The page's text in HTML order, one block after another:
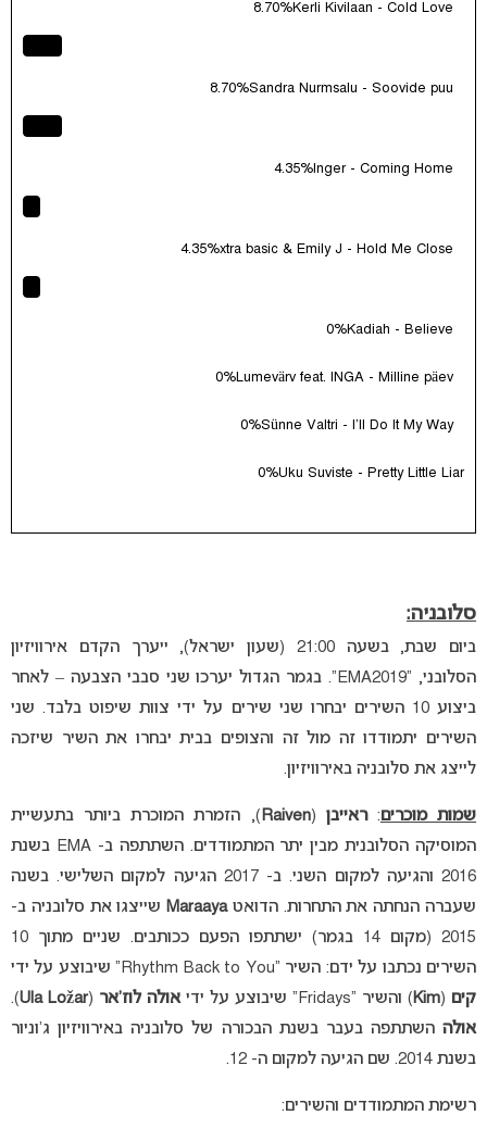
Kerli Kivilaan - Cold Love
8.70%
Sandra Nurmsalu - Soovide puu
8.70%
Inger - Coming Home
4.35%
xtra basic & Emily J - Hold Me Close
4.35%
Kadiah - Believe
0%
Lumevärv feat. INGA - Milline päev
0%
Sünne Valtri - I'll Do It My Way
0%
Uku Suviste - Pretty Little Liar
0%
סלובניה:
ביום שבת, בשעה 21:00 (שעון ישראל), ייערך הקדם אירוויזיון
הסלובני, “EMA2019”. בגמר הגדול יערכו שני סבבי הצבעה – לאחר
ביצוע 10 השירים יבחרו שני שירים על ידי צוות שיפוט בלבד. שני
השירים יתמודדו זה מול זה והצופים בבית יבחרו את השיר שיזכה
לייצג את סלובניה באירוויזיון.
שמות מוכרים: ראייבן(
Raiven), הזמרת המוכרת ביותר בתעשיית
המוסיקה הסלובנית מבין יתר המתמודדים. השתתפה ב- EMA בשנת
2016 והגיעה למקום השני. ב- 2017 הגיעה למקום השלישי. בשנה
שעברה הנחתה את התחרות. הדואט Maraayaשייצגו את סלובניה ב-
2015 (מקום 14 בגמר) ישתתפו הפעם ככותבים. שניים מתוך 10
השירים נכתבו על ידם: השיר “Rhythm Back to You” שיבוצע על ידי
קים(
Kim) והשיר “Fridays” שיבוצע על ידי אולה לוז’אר(
Ula Ložar
).
אולההשתתפה בעבר בשנת הבכורה של סלובניה באירוויזיון ג’וניור
בשנת 2014. שם הגיעה למקום ה- 12.
רשימת המתמודדים והשירים: